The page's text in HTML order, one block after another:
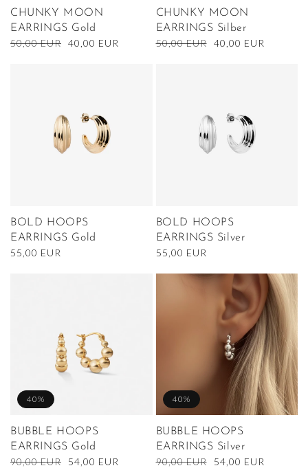
CHUNKY MOON
EARRINGS Gold
Normaler
50,00 EUR Verkaufspreis
40,00 EUR
CHUNKY MOON
EARRINGS Silber
Normaler
50,00 EUR Verkaufspreis
40,00 EUR
BOLD HOOPS
EARRINGS Gold
Normaler
55,00 EUR
BOLD HOOPS
EARRINGS Silver
Normaler
55,00 EUR
BUBBLE HOOPS
EARRINGS Gold
Normaler
90,00 EUR Verkaufspreis
54,00 EUR
40%
BUBBLE HOOPS
EARRINGS Silver
Normaler
90,00 EUR Verkaufspreis
54,00 EUR
40%